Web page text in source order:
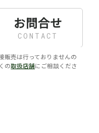
お問合せ
CONTACT
販売は行っておりませんの
の取扱店舗にご相談くださ